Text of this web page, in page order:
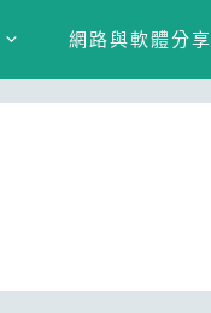
網路與軟體分享